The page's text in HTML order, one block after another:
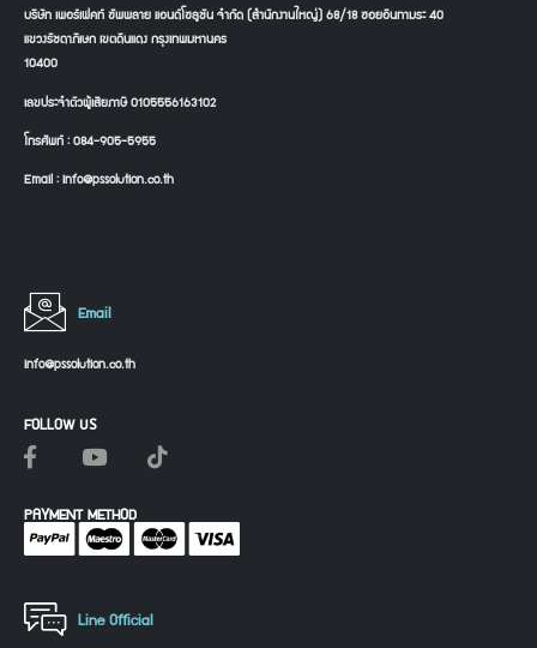
บริษัท เพอร์เฟคท์ ซัพพลาย แอนด์โซลูชัน จำกัด (สำนักงานใหญ่) 68/18 ซอยอินทามระ 40
แขวงรัชดาภิเษก เขตดินแดง กรุงเทพมหานคร
10400
เลขประจำตัวผู้เสียภาษี 0105556163102
โทรศัพท์ : 084-905-5955
Email : info@pssolution.co.th
Line Official
Email
info@pssolution.co.th
FOLLOW US
PAYMENT METHOD